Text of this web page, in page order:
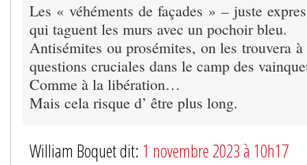
Les « véhéments de façades » – juste
qui taguent les murs avec un pochoir bleu.
Antisémites ou prosémites, on les trouvera
questions cruciales dans le camp des
Comme à la libération…
Mais cela risque d’ être plus long.
William Boquet dit: 1 novembre 2023 à 10h17